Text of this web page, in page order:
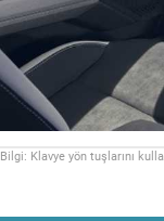
Bilgi: Klavye yön tuşlarını